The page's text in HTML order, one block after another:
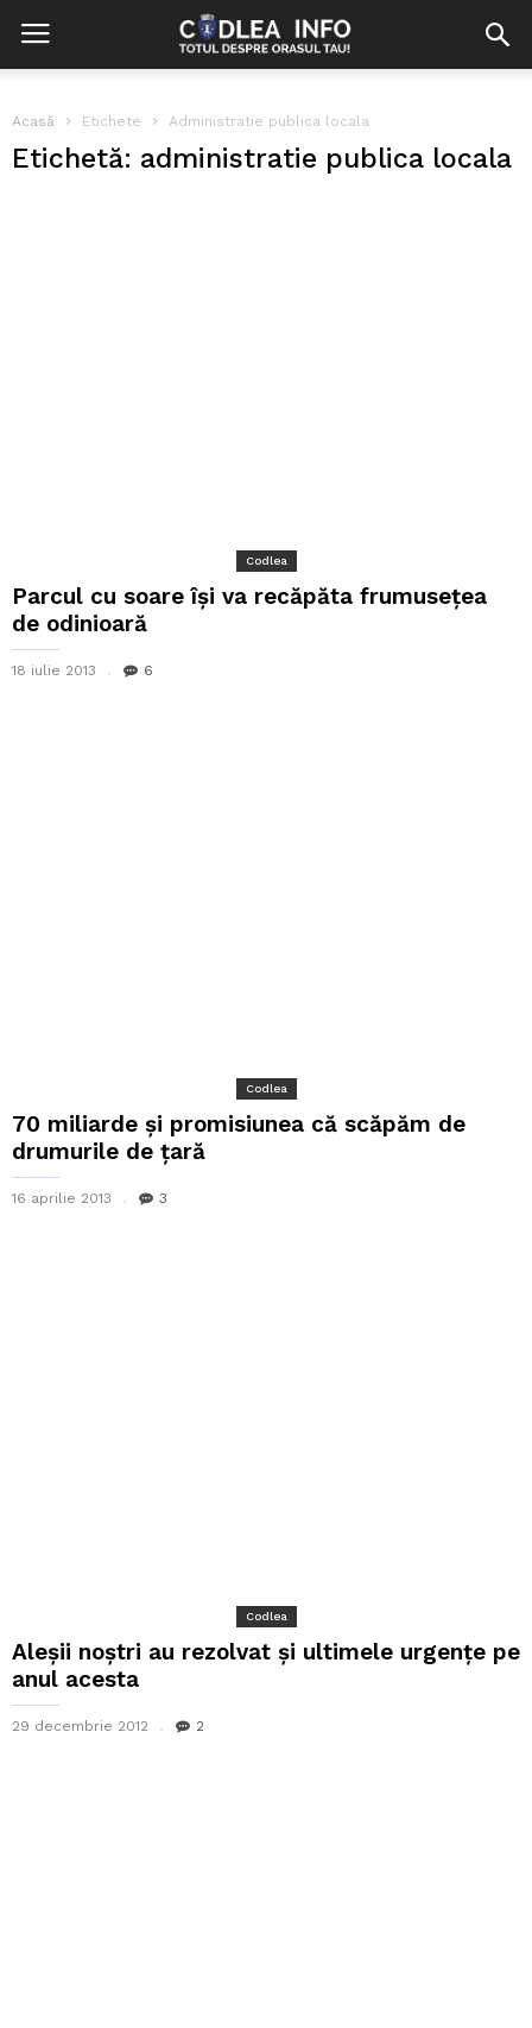
Acasă Etichete Administratie publica locala
Etichetă: administratie publica locala
Codlea
Parcul cu soare își va recăpăta frumusețea
de odinioară
18 iulie 2013 6
Codlea
70 miliarde şi promisiunea că scăpăm de
drumurile de ţară
16 aprilie 2013 3
Codlea
Aleșii noștri au rezolvat și ultimele urgențe pe
anul acesta
29 decembrie 2012 2